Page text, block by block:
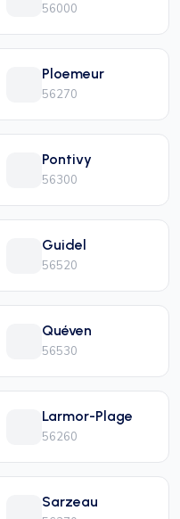
56000
Ploemeur
56270
Pontivy
56300
Guidel
56520
Quéven
56530
Larmor-Plage
56260
Sarzeau